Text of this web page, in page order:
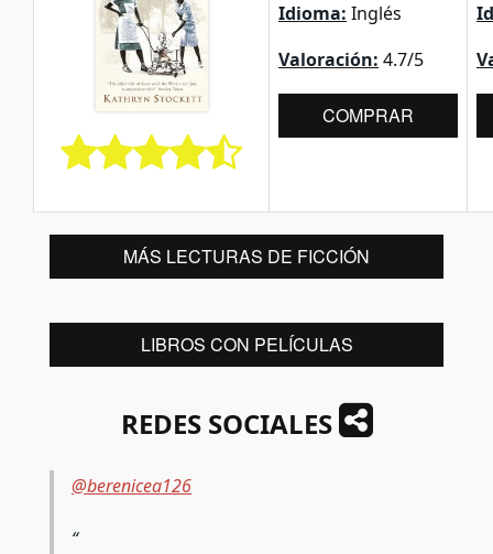
Idioma: Inglés
Valoración: 4.7/5
COMPRAR
MÁS LECTURAS DE FICCIÓN
LIBROS CON PELÍCULAS
REDES SOCIALES
@berenicea126